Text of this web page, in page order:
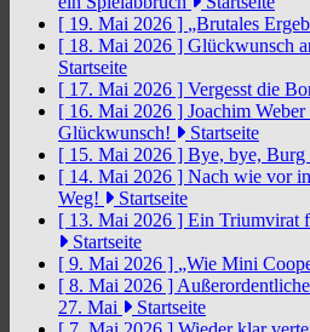
[ 19. Mai 2026 ] „Brutales
[ 18. Mai 2026 ] Glückwunsch
Startseite
[ 17. Mai 2026 ] Vergesst die
[ 16. Mai 2026 ] Joachim
Glückwunsch!
Startseite
[ 15. Mai 2026 ] Bye, bye, Burg
[ 14. Mai 2026 ] Nach wie vor
Weg!
Startseite
[ 13. Mai 2026 ] Ein Triumvirat
Startseite
[ 9. Mai 2026 ] „Wie Mini
[ 8. Mai 2026 ]
27. Mai
Startseite